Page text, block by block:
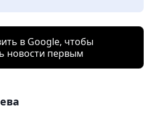
в Google, чтобы
новости первым